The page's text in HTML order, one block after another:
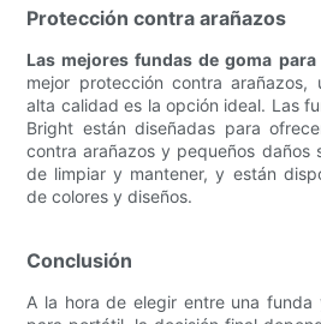
Protección contra arañazos
Las mejores fundas de goma
mejor protección contra
alta calidad es la opción ideal. Las
Bright están diseñadas para
contra arañazos y pequeños daños
de limpiar y mantener, y están
de colores y diseños.
Conclusión
A la hora de elegir entre una funda